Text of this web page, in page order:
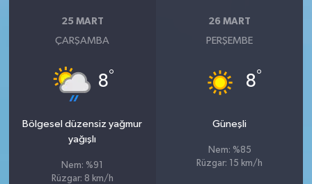
25 MART
ÇARŞAMBA
8°
Bölgesel düzensiz yağmur
yağışlı
Nem: %91
Rüzgar: 8 km/h
26 MART
PERŞEMBE
8°
Güneşli
Nem: %85
Rüzgar: 15 km/h